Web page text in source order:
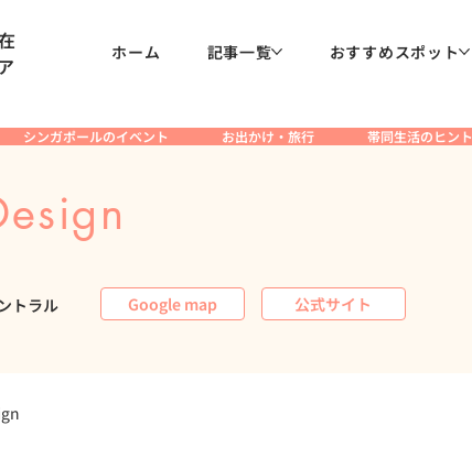
ホーム 記事一覧 おすすめスポット
シンガポールのイベント お出かけ・旅行 帯同生活のヒント
トラル Google map 公式サイト